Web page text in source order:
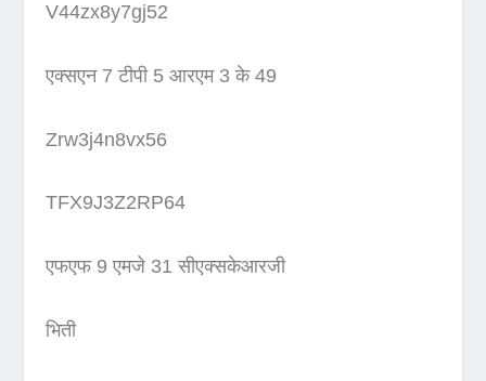
V44zx8y7gj52
एक्सएन 7 टीपी 5 आरएम 3 के 49
Zrw3j4n8vx56
TFX9J3Z2RP64
एफएफ 9 एमजे 31 सीएक्सकेआरजी
भिती